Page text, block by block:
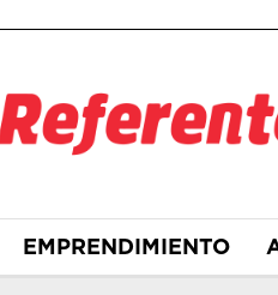
EMPRENDIMIENTO